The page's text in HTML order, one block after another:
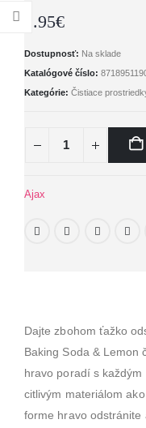
1.95€
Dostupnosť: Na sklade
Katalógové číslo:
Kategórie: Čistiace
Ajax
Dajte zbohom ťažko
Baking Soda & Lemon
hravo poradí s
citlivým materiálom
forme hravo odstránite